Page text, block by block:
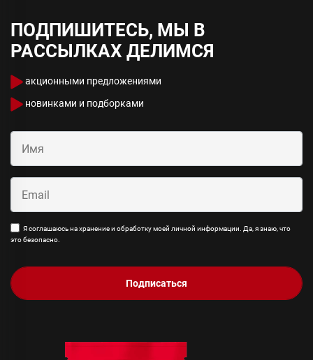
ПОДПИШИТЕСЬ, МЫ В
РАССЫЛКАХ ДЕЛИМСЯ
акционными предложениями
новинками и подборками
Я соглашаюсь на хранение и обработку моей личной информации. Да, я знаю, что
это безопасно.
Подписаться